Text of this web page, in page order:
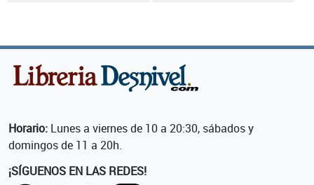
Horario: Lunes a viernes de 10 a 20:30, sábados y
domingos de 11 a 20h.
¡SÍGUENOS EN LAS REDES!